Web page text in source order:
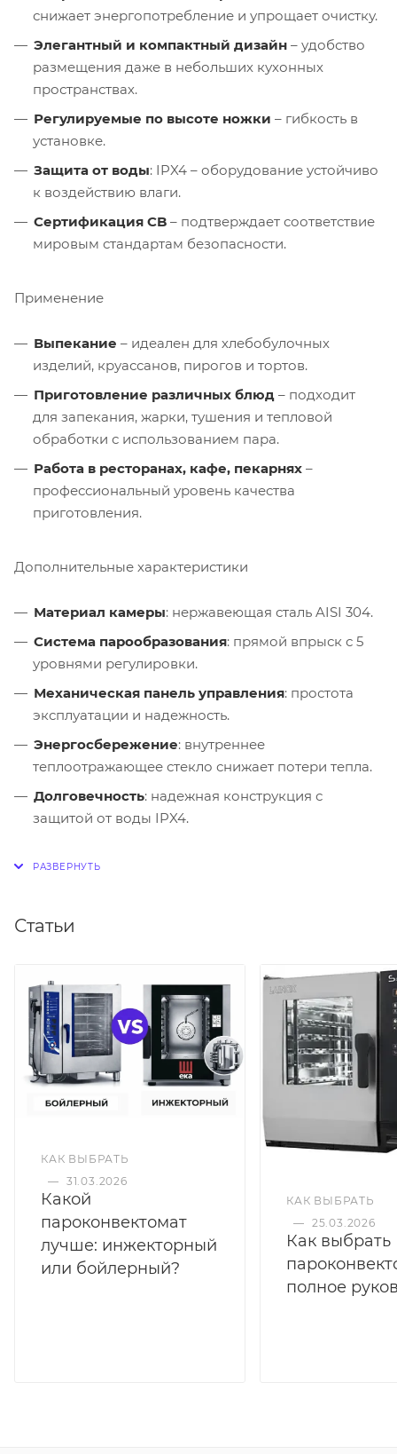
снижает энергопотребление и упрощает очистку.
Элегантный и компактный дизайн – удобство
размещения даже в небольших кухонных
пространствах.
Регулируемые по высоте ножки – гибкость в
установке.
Защита от воды: IPX4 – оборудование устойчиво
к воздействию влаги.
Сертификация CB – подтверждает соответствие
мировым стандартам безопасности.
Применение
Выпекание – идеален для хлебобулочных
изделий, круассанов, пирогов и тортов.
Приготовление различных блюд – подходит
для запекания, жарки, тушения и тепловой
обработки с использованием пара.
Работа в ресторанах, кафе, пекарнях –
профессиональный уровень качества
приготовления.
Дополнительные характеристики
Материал камеры: нержавеющая сталь AISI 304.
Система парообразования: прямой впрыск с 5
уровнями регулировки.
Механическая панель управления: простота
эксплуатации и надежность.
Энергосбережение: внутреннее
теплоотражающее стекло снижает потери тепла.
Долговечность: надежная конструкция с
защитой от воды IPX4.
Статьи
КАК ВЫБРАТЬ
— 31.03.2026
Какой
пароконвектомат
лучше: инжекторный
или бойлерный?
КАК ВЫБРАТЬ
— 25.03.2026
Как выбрать
полное